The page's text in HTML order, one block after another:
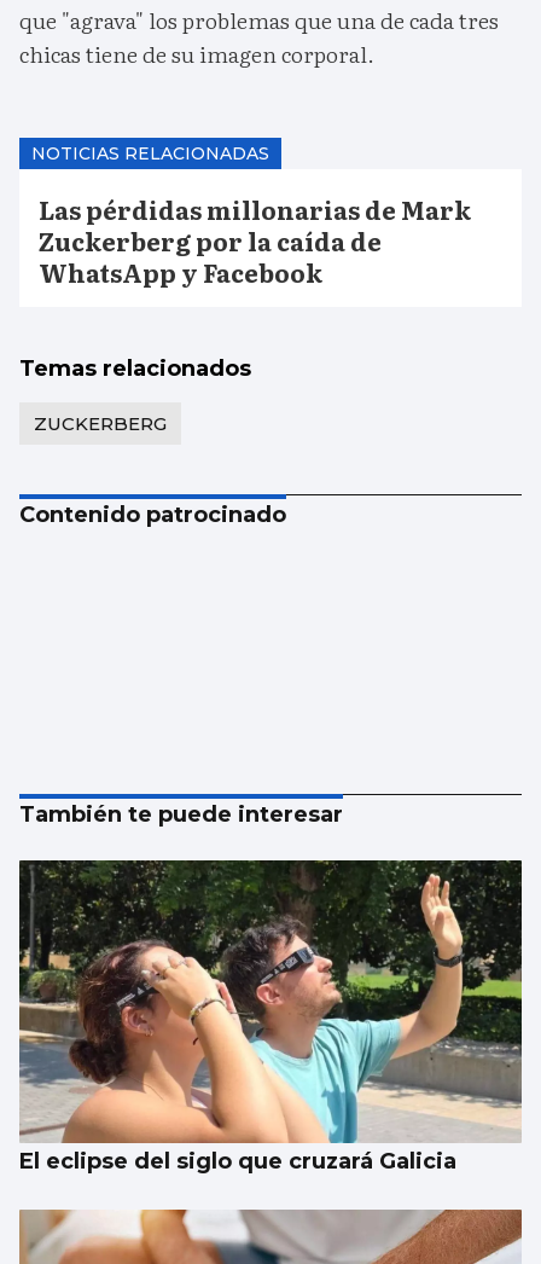
que "agrava" los problemas que una de cada tres
chicas tiene de su imagen corporal.
NOTICIAS RELACIONADAS
Las pérdidas millonarias de Mark
Zuckerberg por la caída de
WhatsApp y Facebook
Temas relacionados
ZUCKERBERG
Contenido patrocinado
También te puede interesar
El eclipse del siglo que cruzará Galicia